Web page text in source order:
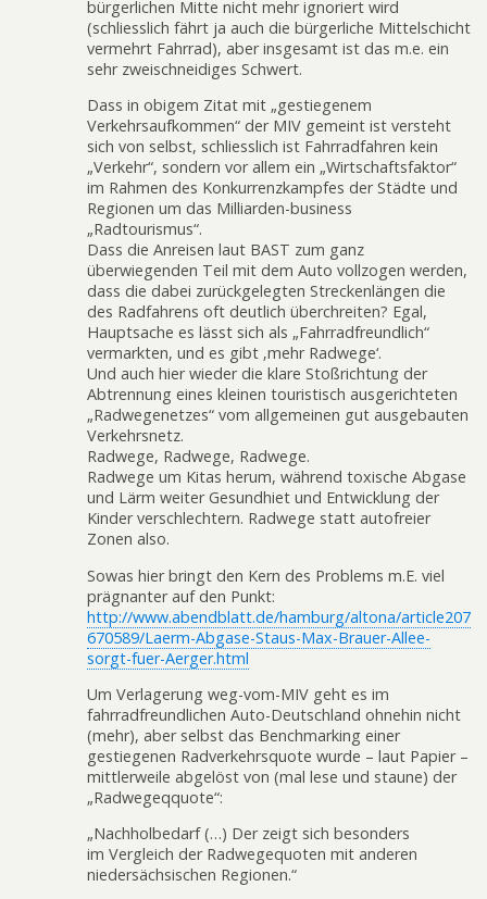
bürgerlichen Mitte nicht mehr ignoriert wird
(schliesslich fährt ja auch die bürgerliche Mittelschicht
vermehrt Fahrrad), aber insgesamt ist das m.e. ein
sehr zweischneidiges Schwert.
Dass in obigem Zitat mit „gestiegenem
Verkehrsaufkommen“ der MIV gemeint ist versteht
sich von selbst, schliesslich ist Fahrradfahren kein
„Verkehr“, sondern vor allem ein „Wirtschaftsfaktor“
im Rahmen des Konkurrenzkampfes der Städte und
Regionen um das Milliarden-business
„Radtourismus“.
Dass die Anreisen laut BAST zum ganz
überwiegenden Teil mit dem Auto vollzogen werden,
dass die dabei zurückgelegten Streckenlängen die
des Radfahrens oft deutlich überchreiten? Egal,
Hauptsache es lässt sich als „Fahrradfreundlich“
vermarkten, und es gibt ‚mehr Radwege‘.
Und auch hier wieder die klare Stoßrichtung der
Abtrennung eines kleinen touristisch ausgerichteten
„Radwegenetzes“ vom allgemeinen gut ausgebauten
Verkehrsnetz.
Radwege, Radwege, Radwege.
Radwege um Kitas herum, während toxische Abgase
und Lärm weiter Gesundhiet und Entwicklung der
Kinder verschlechtern. Radwege statt autofreier
Zonen also.
Sowas hier bringt den Kern des Problems m.E. viel
prägnanter auf den Punkt:
http://www.abendblatt.de/hamburg/altona/article207
670589/Laerm-Abgase-Staus-Max-Brauer-Allee-
sorgt-fuer-Aerger.html
Um Verlagerung weg-vom-MIV geht es im
fahrradfreundlichen Auto-Deutschland ohnehin nicht
(mehr), aber selbst das Benchmarking einer
gestiegenen Radverkehrsquote wurde – laut Papier –
mittlerweile abgelöst von (mal lese und staune) der
„Radwegeqquote“:
„Nachholbedarf (…) Der zeigt sich besonders
im Vergleich der Radwegequoten mit anderen
niedersächsischen Regionen.“